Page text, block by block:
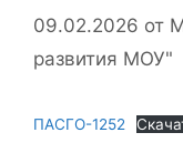
09.02.2026 от
развития МОУ"
ПАСГО-1252